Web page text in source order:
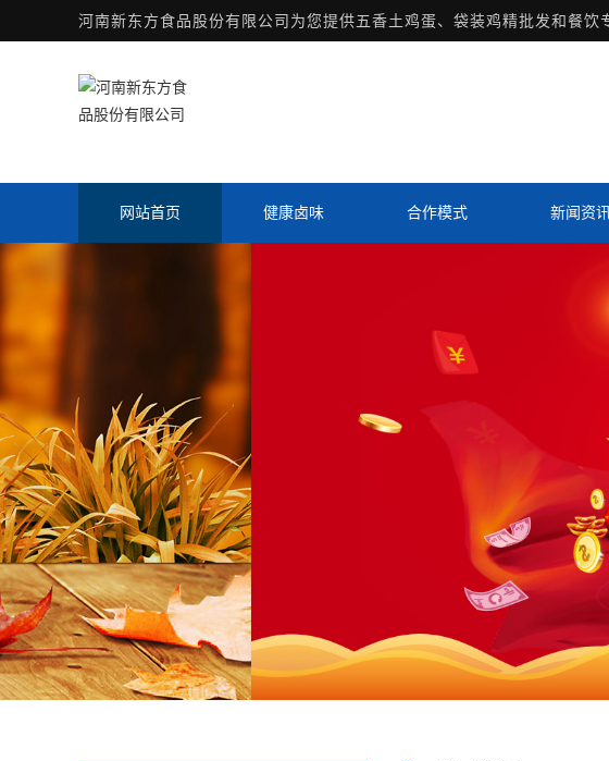
河南新东方食品股份有限公司为您提供五香土鸡蛋、袋装鸡精批发和餐饮
网站首页 健康卤味 合作模式 新闻资